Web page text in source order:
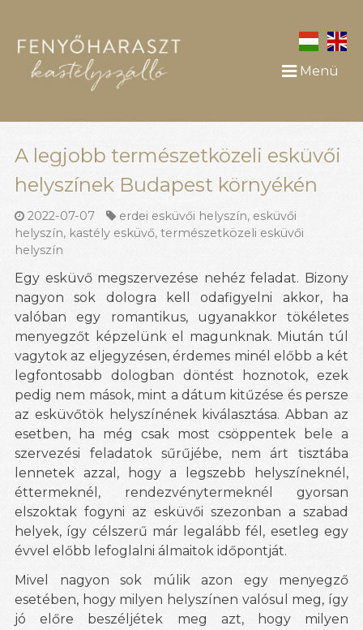
Menü
A legjobb természetközeli esküvői
helyszínek Budapest környékén
2022-07-07 erdei esküvői helyszín, esküvői
helyszín, kastély esküvő, természetközeli esküvői
helyszín
Egy esküvő megszervezése nehéz feladat. Bizony
nagyon sok dologra kell odafigyelni akkor, ha
valóban egy romantikus, ugyanakkor tökéletes
menyegzőt képzelünk el magunknak. Miután túl
vagytok az eljegyzésen, érdemes minél előbb a két
legfontosabb dologban döntést hoznotok, ezek
pedig nem mások, mint a dátum kitűzése és persze
az esküvőtök helyszínének kiválasztása. Abban az
esetben, ha még csak most csöppentek bele a
szervezési feladatok sűrűjébe, nem árt tisztába
lennetek azzal, hogy a legszebb helyszíneknél,
éttermeknél, rendezvénytermeknél gyorsan
elszoktak fogyni az esküvői szezonban a szabad
helyek, így célszerű már legalább fél, esetleg egy
évvel előbb lefoglalni álmaitok időpontját.
Mivel nagyon sok múlik azon egy menyegző
esetében, hogy milyen helyszínen valósul meg, így
jó előre beszéljétek meg azt, hogy milyen